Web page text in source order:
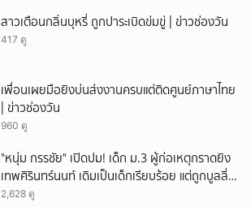
สาวเตือนกลิ่นบุหรี่ ถูกปาระเบิดข่มขู่ | ข่าวช่องวัน
417 ดู
เพื่อนเผยมือยิงบ่นส่งงานครบแต่ติดศูนย์ภาษาไทย
| ข่าวช่องวัน
960 ดู
"หนุ่ม กรรชัย" เปิดปม! เด็ก ม.3 ผู้ก่อเหตุกราดยิง
เทพศิรินทร์นนท์ เดิมเป็นเด็กเรียบร้อย แต่ถูกบูลลี่
หนัก คาดแรงกดดันสะสมกลายเป็นแรงแค้น จนก่อ
2,628 ดู